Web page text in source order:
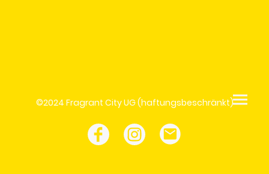
©2024 Fragrant City UG (haftungsbeschränkt)